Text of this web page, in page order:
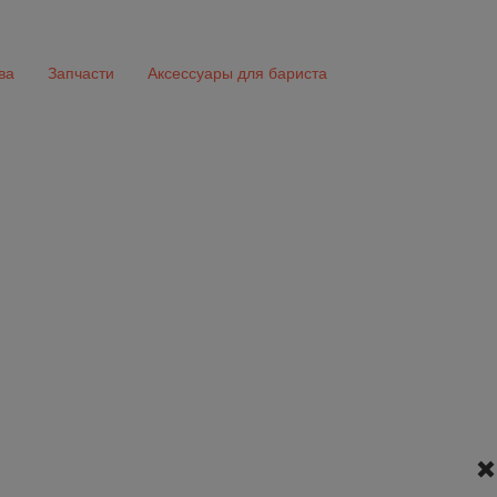
Запчасти Аксессуары для бариста